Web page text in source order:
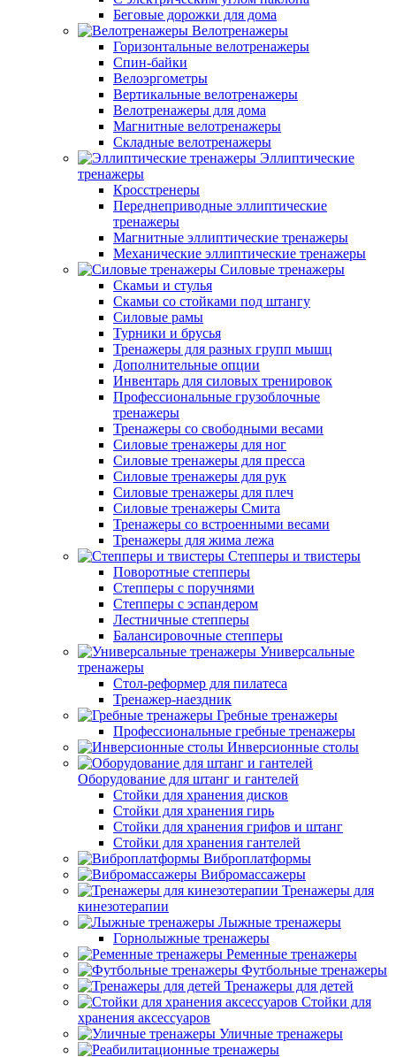
Беговые дорожки для дома
Велотренажеры
Горизонтальные велотренажеры
Спин-байки
Велоэргометры
Вертикальные велотренажеры
Велотренажеры для дома
Магнитные велотренажеры
Складные велотренажеры
Эллиптические
тренажеры
Кросстренеры
Переднеприводные эллиптические
тренажеры
Магнитные эллиптические тренажеры
Механические эллиптические тренажеры
Силовые тренажеры
Скамьи и стулья
Скамьи со стойками под штангу
Силовые рамы
Турники и брусья
Тренажеры для разных групп мышц
Дополнительные опции
Инвентарь для силовых тренировок
Профессиональные грузоблочные
тренажеры
Тренажеры со свободными весами
Силовые тренажеры для ног
Силовые тренажеры для пресса
Силовые тренажеры для рук
Силовые тренажеры для плеч
Силовые тренажеры Смита
Тренажеры со встроенными весами
Тренажеры для жима лежа
Степперы и твистеры
Поворотные степперы
Степперы с поручнями
Степперы с эспандером
Лестничные степперы
Балансировочные степперы
Универсальные
тренажеры
Стол-реформер для пилатеса
Тренажер-наездник
Гребные тренажеры
Профессиональные гребные тренажеры
Инверсионные столы
Оборудование для штанг и гантелей
Стойки для хранения дисков
Стойки для хранения гирь
Стойки для хранения грифов и штанг
Стойки для хранения гантелей
Виброплатформы
Вибромассажеры
Тренажеры для
кинезотерапии
Лыжные тренажеры
Горнолыжные тренажеры
Ременные тренажеры
Футбольные тренажеры
Тренажеры для детей
Стойки для
хранения аксессуаров
Уличные тренажеры